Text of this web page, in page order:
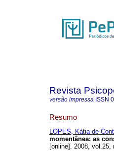
Revista
versão impressa ISSN
Resumo
LOPES, Kátia de
momentânea: as
[online]. 2008, vol.25,